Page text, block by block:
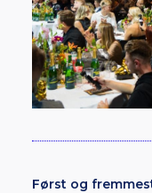
Først og